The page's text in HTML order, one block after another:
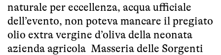
naturale per eccellenza, acqua ufficiale
dell’evento, non poteva mancare il pregiato
olio extra vergine d’oliva della neonata
azienda agricola Masseria delle Sorgenti